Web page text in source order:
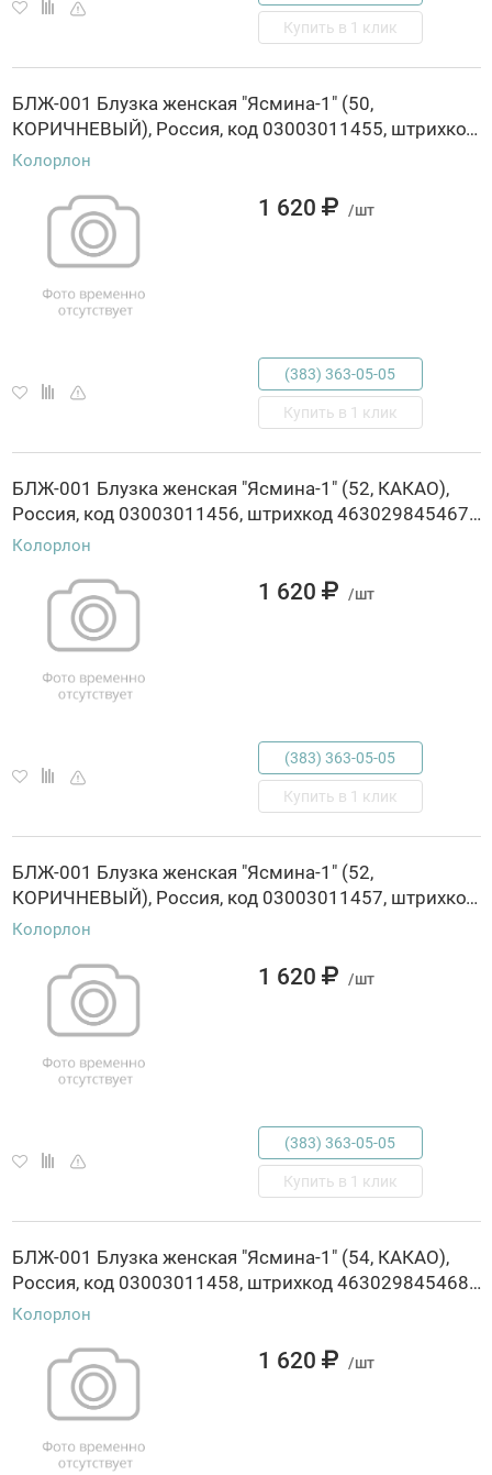
Купить в 1 клик
БЛЖ-001 Блузка женская "Ясмина-1" (50,
КОРИЧНЕВЫЙ), Россия, код 03003011455, штрихкод 463029845472, артикул БЛЖ-001
Колорлон
1 620 /шт
(383) 363-05-05
Купить в 1 клик
БЛЖ-001 Блузка женская "Ясмина-1" (52, КАКАО),
Россия, код 03003011456, штрихкод 463029845467, артикул БЛЖ-001
Колорлон
1 620 /шт
(383) 363-05-05
Купить в 1 клик
БЛЖ-001 Блузка женская "Ясмина-1" (52,
КОРИЧНЕВЫЙ), Россия, код 03003011457, штрихкод 463029845473, артикул БЛЖ-001
Колорлон
1 620 /шт
(383) 363-05-05
Купить в 1 клик
БЛЖ-001 Блузка женская "Ясмина-1" (54, КАКАО),
Россия, код 03003011458, штрихкод 463029845468, артикул БЛЖ-001
Колорлон
1 620 /шт